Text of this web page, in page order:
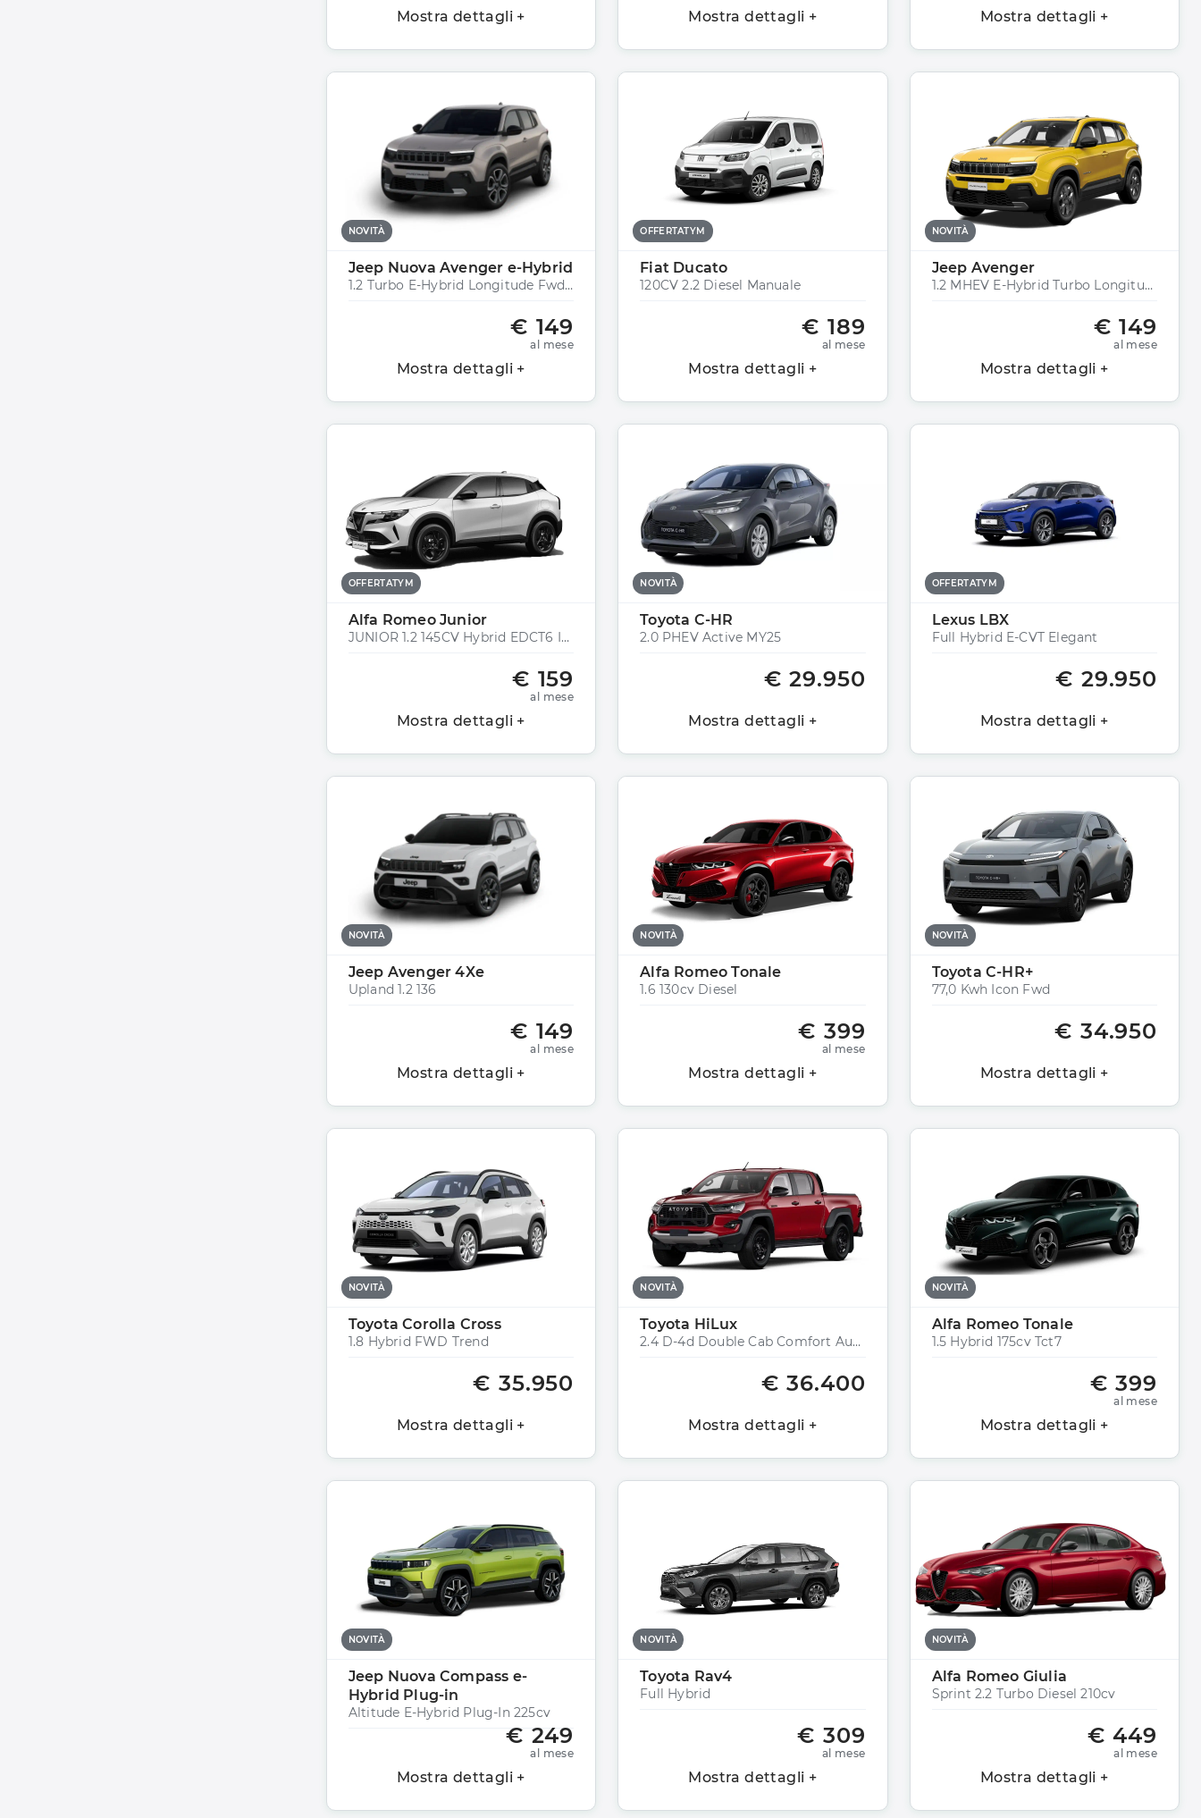
Mostra dettagli + Mostra dettagli + Mostra dettagli +
NOVITÀ
Jeep Nuova Avenger e-Hybrid
1.2 Turbo E-Hybrid Longitude Fwd 110cv Edct6
€ 149
al mese
Mostra dettagli +
OFFERTATYM
Fiat Ducato
120CV 2.2 Diesel Manuale
€ 189
al mese
Mostra dettagli +
NOVITÀ
Jeep Avenger
1.2 MHEV E-Hybrid Turbo Longitude
€ 149
al mese
Mostra dettagli +
OFFERTATYM
Alfa Romeo Junior
JUNIOR 1.2 145CV Hybrid EDCT6 Ibrida
€ 159
al mese
Mostra dettagli +
NOVITÀ
Toyota C-HR
2.0 PHEV Active MY25
€ 29.950
Mostra dettagli +
OFFERTATYM
Lexus LBX
Full Hybrid E-CVT Elegant
€ 29.950
Mostra dettagli +
NOVITÀ
Jeep Avenger 4Xe
Upland 1.2 136
€ 149
al mese
Mostra dettagli +
NOVITÀ
Alfa Romeo Tonale
1.6 130cv Diesel
€ 399
al mese
Mostra dettagli +
NOVITÀ
Toyota C-HR+
77,0 Kwh Icon Fwd
€ 34.950
Mostra dettagli +
NOVITÀ
Toyota Corolla Cross
1.8 Hybrid FWD Trend
€ 35.950
Mostra dettagli +
NOVITÀ
Toyota HiLux
2.4 D-4d Double Cab Comfort Auto
€ 36.400
Mostra dettagli +
NOVITÀ
Alfa Romeo Tonale
1.5 Hybrid 175cv Tct7
€ 399
al mese
Mostra dettagli +
NOVITÀ
Jeep Nuova Compass e-
Hybrid Plug-in
Altitude E-Hybrid Plug-In 225cv
€ 249
al mese
Mostra dettagli +
NOVITÀ
Toyota Rav4
Full Hybrid
€ 309
al mese
Mostra dettagli +
NOVITÀ
Alfa Romeo Giulia
Sprint 2.2 Turbo Diesel 210cv
€ 449
al mese
Mostra dettagli +